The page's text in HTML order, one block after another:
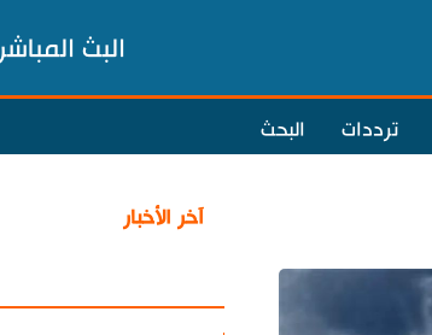
البث المباشر
ترددات البحث
آخر الأخبار